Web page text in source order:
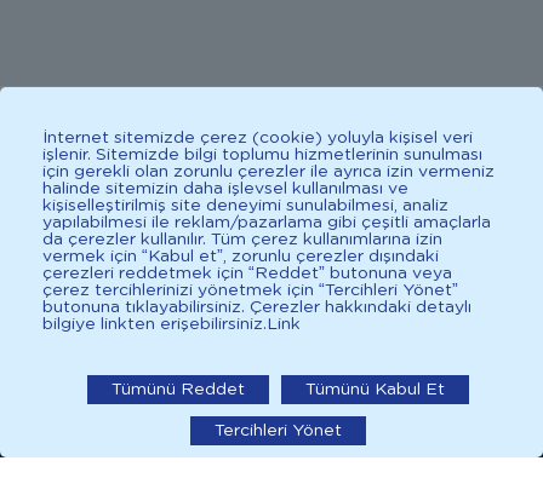
ÜCRETSİZ KARGO Sepete Ekle
beslenmenin mümkün olmadığı durumlarda doktorunuza
danışınız. Bu sitede yayınlanan bilgiler hekim tavsiyesi
yerine geçmez. En doğru bilgi için doktorunuza danışınız.
Sağlıklı yaşam için dengeli, çeşitli beslenilmelidir. *D vitamini
çocuklarda bağışıklık sisteminin normal işlevine katkıda
bulunur.
2025 İlkadımlarım Her Hakkı Saklıdır.
İlkadımlarım'ı uygulamada
aç
İnternet sitemizde çerez (cookie) yoluyla kişisel veri
işlenir. Sitemizde bilgi toplumu hizmetlerinin sunulması
için gerekli olan zorunlu çerezler ile ayrıca izin vermeniz
halinde sitemizin daha işlevsel kullanılması ve
kişiselleştirilmiş site deneyimi sunulabilmesi, analiz
yapılabilmesi ile reklam/pazarlama gibi çeşitli amaçlarla
da çerezler kullanılır. Tüm çerez kullanımlarına izin
vermek için “Kabul et”, zorunlu çerezler dışındaki
çerezleri reddetmek için “Reddet” butonuna veya
çerez tercihlerinizi yönetmek için “Tercihleri Yönet”
butonuna tıklayabilirsiniz. Çerezler hakkındaki detaylı
bilgiye linkten erişebilirsiniz. Link
Tümünü Reddet Tümünü Kabul Et
Tercihleri Yönet